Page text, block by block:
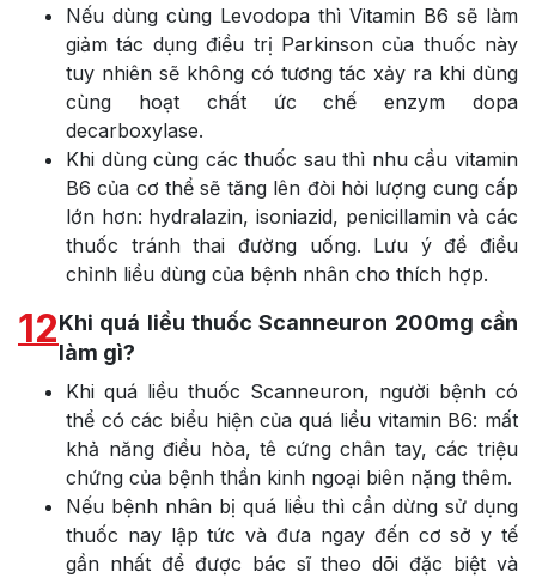
Nếu dùng cùng Levodopa thì Vitamin B6 sẽ làm
giảm tác dụng điều trị Parkinson của thuốc này
tuy nhiên sẽ không có tương tác xảy ra khi dùng
cùng hoạt chất ức chế enzym dopa
decarboxylase.
Khi dùng cùng các thuốc sau thì nhu cầu vitamin
B6 của cơ thể sẽ tăng lên đòi hỏi lượng cung cấp
lớn hơn: hydralazin, isoniazid, penicillamin và các
thuốc tránh thai đường uống. Lưu ý để điều
chỉnh liều dùng của bệnh nhân cho thích hợp.
12Khi quá liều thuốc Scanneuron 200mg cần
làm gì?
Khi quá liều thuốc Scanneuron, người bệnh có
thể có các biểu hiện của quá liều vitamin B6: mất
khả năng điều hòa, tê cứng chân tay, các triệu
chứng của bệnh thần kinh ngoại biên nặng thêm.
Nếu bệnh nhân bị quá liều thì cần dừng sử dụng
thuốc nay lập tức và đưa ngay đến cơ sở y tế
gần nhất để được bác sĩ theo dõi đặc biệt và